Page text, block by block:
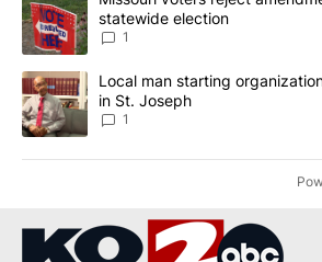
statewide election
1
A trending article titled "Local man
Local man starting
in St. Joseph
1